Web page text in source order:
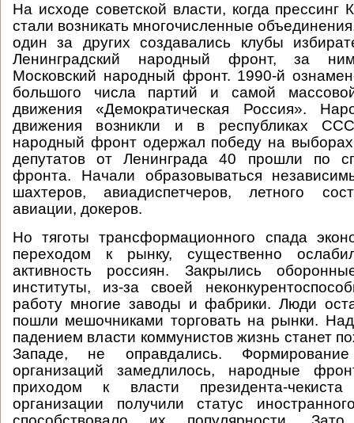
На исходе советской власти, когда
стали возникать многочисленные
один за других создавались клубы
Ленинградский народный фронт, за ним
Московский народный фронт. 1990-й
большого числа партий и самой
движения «Демократическая Россия».
движения возникли и в республиках
народный фронт одержал победу на
депутатов от Ленинграда 40 прошли по
фронта. Начали образовываться
шахтеров, авиадиспетчеров, летного
авиации, докеров.
Но тяготы трансформационного спада
переходом к рынку, существенно
активность россиян. Закрылись
институты, из-за своей
работу многие заводы и фабрики. Люди
пошли мешочниками торговать на рынки.
падением власти коммунистов жизнь станет
Западе, не оправдались. Формирование
организаций замедлилось, народные
приходом к власти президента-
организации получили статус